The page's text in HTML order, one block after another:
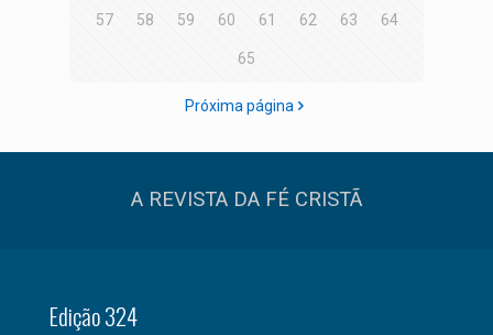
57 58 59 60 61 62 63 64
65
Próxima página
A REVISTA DA FÉ CRISTÃ
Edição 324